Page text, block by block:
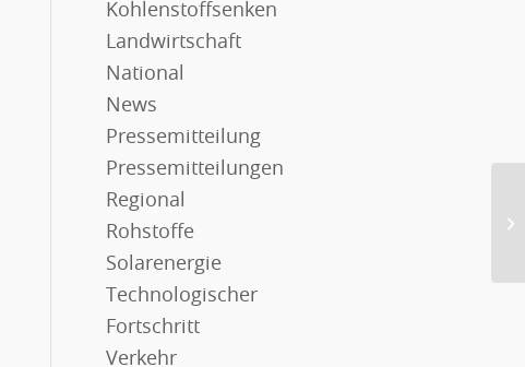
Kohlenstoffsenken
Landwirtschaft
National
News
Pressemitteilung
Pressemitteilungen
Regional
Rohstoffe
Solarenergie
Technologischer
Fortschritt
Verkehr